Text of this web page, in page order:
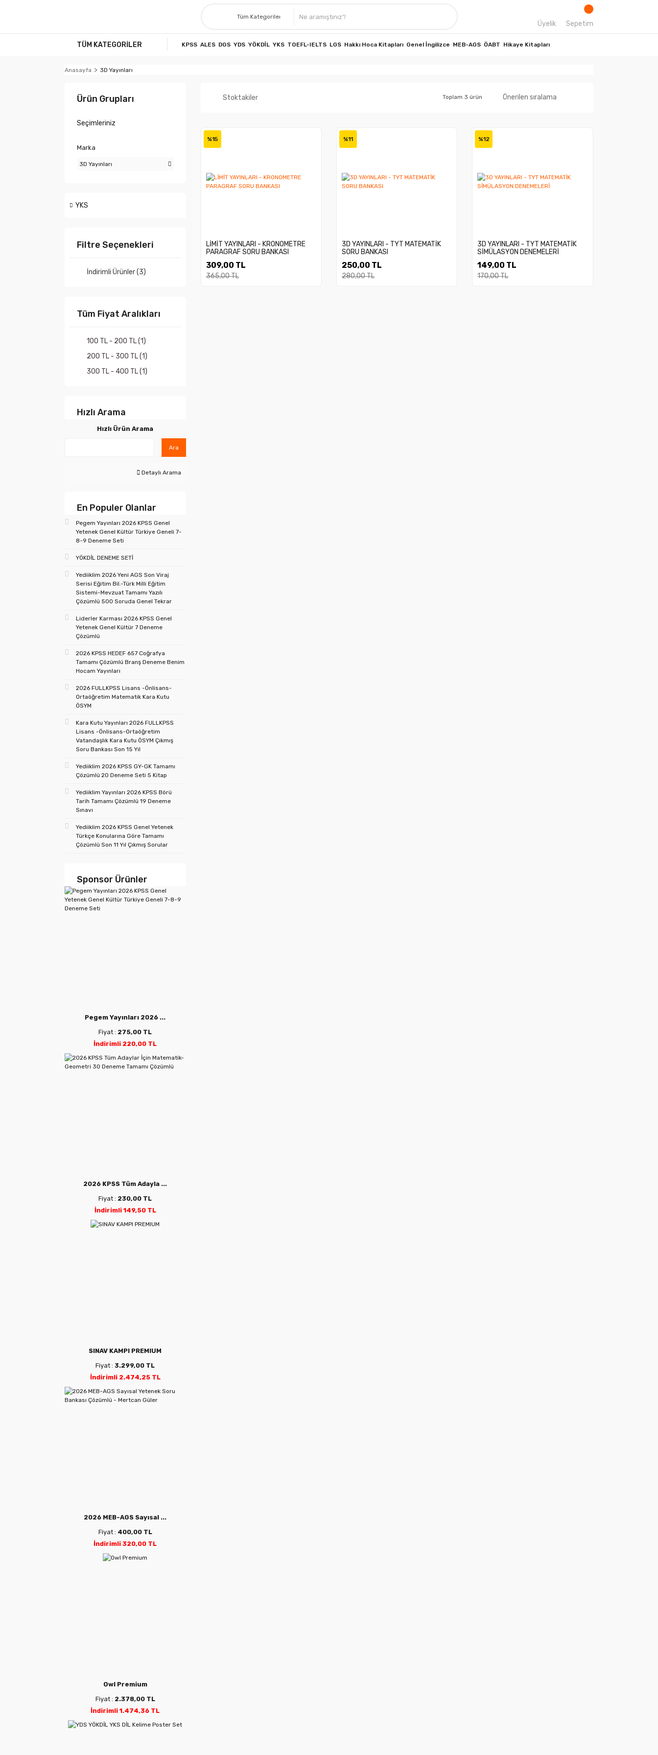
Üyelik Sepetim
TÜM KATEGORİLER KPSS ALES DGS YDS YÖKDİL YKS TOEFL-IELTS LGS Hakkı Hoca Kitapları Genel İngilizce MEB-AGS ÖABT Hikaye Kitapları
Anasayfa 3D Yayınları
Ürün Grupları
Seçimleriniz
Marka
3D Yayınları
YKS
Filtre Seçenekleri
İndirimli Ürünler (3)
Tüm Fiyat Aralıkları
100 TL - 200 TL (1)
200 TL - 300 TL (1)
300 TL - 400 TL (1)
Hızlı Arama
Hızlı Ürün Arama
Ara
Detaylı Arama
En Populer Olanlar
Pegem Yayınları 2026 KPSS Genel
Yetenek Genel Kültür Türkiye Geneli 7-
8-9 Deneme Seti
YÖKDİL DENEME SETİ
Yediiklim 2026 Yeni AGS Son Viraj
Serisi Eğitim Bil.-Türk Milli Eğitim
Sistemi-Mevzuat Tamamı Yazılı
Çözümlü 500 Soruda Genel Tekrar
Liderler Karması 2026 KPSS Genel
Yetenek Genel Kültür 7 Deneme
Çözümlü
2026 KPSS HEDEF 657 Coğrafya
Tamamı Çözümlü Branş Deneme Benim
Hocam Yayınları
2026 FULLKPSS Lisans -Önlisans-
Ortaöğretim Matematik Kara Kutu
ÖSYM
Kara Kutu Yayınları 2026 FULLKPSS
Lisans -Önlisans-Ortaöğretim
Vatandaşlık Kara Kutu ÖSYM Çıkmış
Soru Bankası Son 15 Yıl
Yediiklim 2026 KPSS GY-GK Tamamı
Çözümlü 20 Deneme Seti 5 Kitap
Yediiklim Yayınları 2026 KPSS Börü
Tarih Tamamı Çözümlü 19 Deneme
Sınavı
Yediiklim 2026 KPSS Genel Yetenek
Türkçe Konularına Göre Tamamı
Çözümlü Son 11 Yıl Çıkmış Sorular
Sponsor Ürünler
Pegem Yayınları 2026 ...
Fiyat : 275,00 TL
İndirimli 220,00 TL
2026 KPSS Tüm Adayla ...
Fiyat : 230,00 TL
İndirimli 149,50 TL
SINAV KAMPI PREMIUM
Fiyat :3.299,00 TL
İndirimli 2.474,25 TL
2026 MEB-AGS Sayısal ...
Fiyat : 400,00 TL
İndirimli 320,00 TL
Owl Premium
Fiyat : 2.378,00 TL
İndirimli 1.474,36 TL
Stoktakiler Toplam 3 ürün
%15
LİMİT YAYINLARI - KRONOMETRE
PARAGRAF SORU BANKASI
309,00 TL
365,00 TL
%11
3D YAYINLARI - TYT MATEMATİK
SORU BANKASI
250,00 TL
280,00 TL
%12
3D YAYINLARI - TYT MATEMATİK
SİMÜLASYON DENEMELERİ
149,00 TL
170,00 TL